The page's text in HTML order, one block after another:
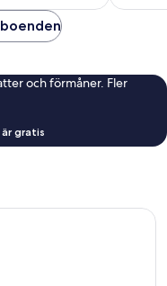
och förmåner. Fler
gratis